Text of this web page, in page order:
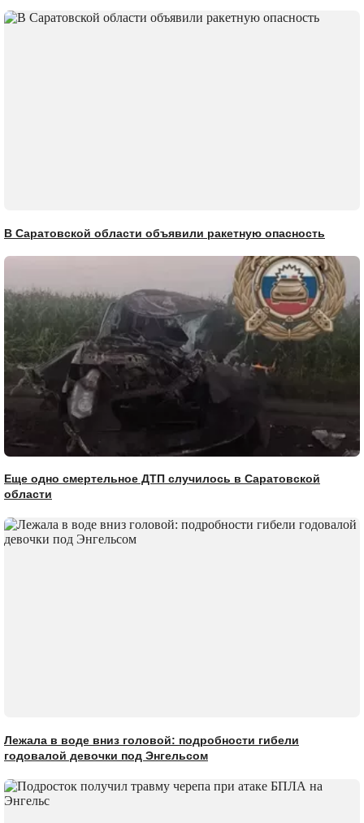
В Саратовской области объявили ракетную опасность
Еще одно смертельное ДТП случилось в Саратовской
области
Лежала в воде вниз головой: подробности гибели
годовалой девочки под Энгельсом